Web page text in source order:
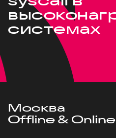
системах
Москва
Offline & Online